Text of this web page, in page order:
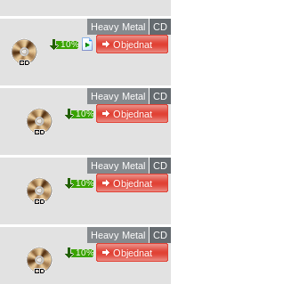
CD
Heavy Metal
10%
CD
Heavy Metal
10%
CD
Heavy Metal
10%
CD
Heavy Metal
10%